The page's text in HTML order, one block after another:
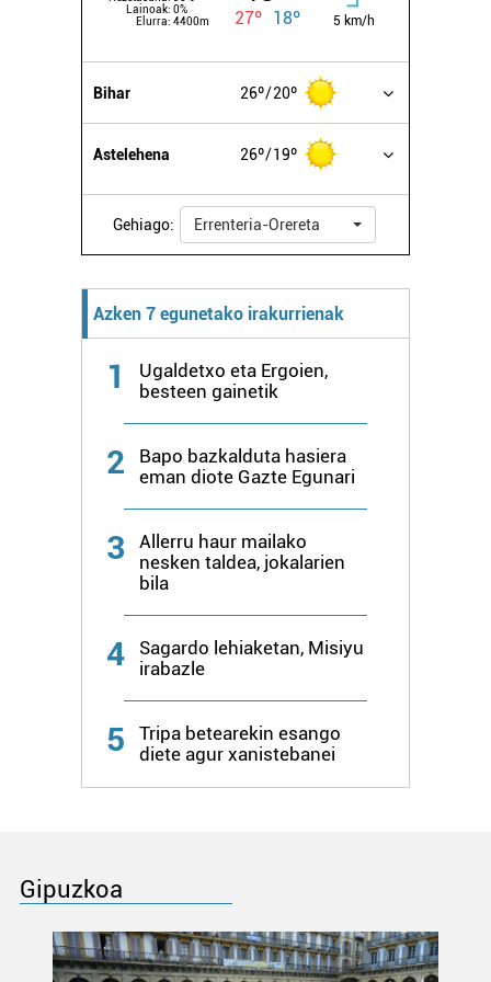
Lainoak: 0%
Elurra: 4400m 27º 18º 5 km/h
Bihar 26º 20º
Astelehena 26º 19º
Gehiago: Errenteria-Orereta
Azken 7 egunetako irakurrienak
1
Ugaldetxo eta Ergoien,
besteen gainetik
2
Bapo bazkalduta hasiera
eman diote Gazte Egunari
3
Allerru haur mailako
nesken taldea, jokalarien
bila
4
Sagardo lehiaketan, Misiyu
irabazle
5
Tripa betearekin esango
diete agur xanistebanei
Gipuzkoa